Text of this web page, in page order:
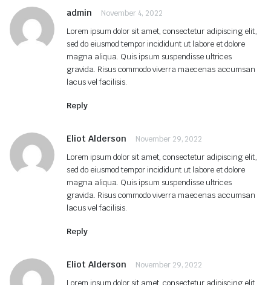
admin November 4, 2022
Lorem ipsum dolor sit amet, consectetur adipiscing elit,
sed do eiusmod tempor incididunt ut labore et dolore
magna aliqua. Quis ipsum suspendisse ultrices
gravida. Risus commodo viverra maecenas accumsan
lacus vel facilisis.
Reply
Eliot Alderson November 29, 2022
Lorem ipsum dolor sit amet, consectetur adipiscing elit,
sed do eiusmod tempor incididunt ut labore et dolore
magna aliqua. Quis ipsum suspendisse ultrices
gravida. Risus commodo viverra maecenas accumsan
lacus vel facilisis.
Reply
Eliot Alderson November 29, 2022
Lorem ipsum dolor sit amet, consectetur adipiscing elit,